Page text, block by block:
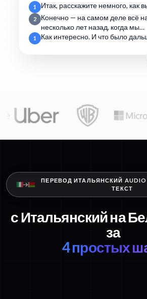
1 Итак, расскажите немного, как
2
Конечно — на самом деле всё
несколько лет назад, когда мы…
1 Как интересно. И что было
ПЕРЕВОД ИТАЛЬЯНСКИЙ
ТЕКСТ
с Итальянский на
за
4 простых